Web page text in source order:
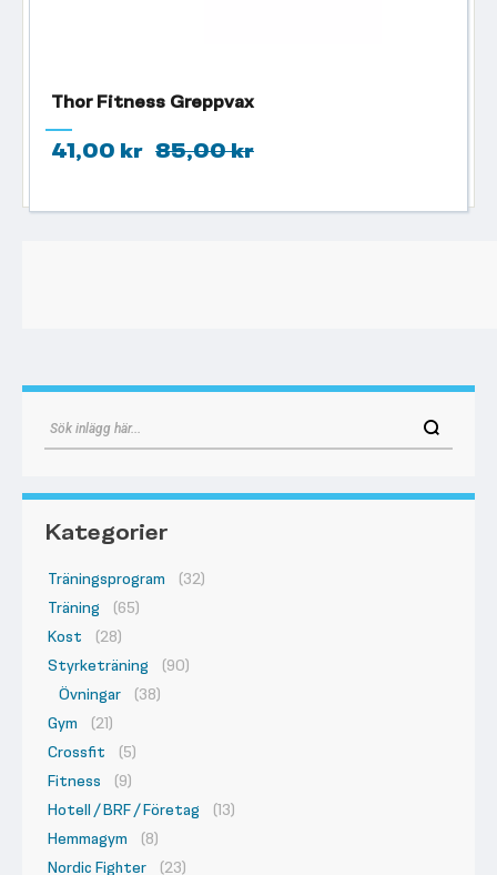
Thor Fitness Greppvax
41,00 kr 85,00 kr
Kategorier
Träningsprogram
(32)
Träning
(65)
Kost
(28)
Styrketräning
(90)
Övningar
(38)
Gym
(21)
Crossfit
(5)
Fitness
(9)
Hotell / BRF / Företag
(13)
Hemmagym
(8)
Nordic Fighter
(23)